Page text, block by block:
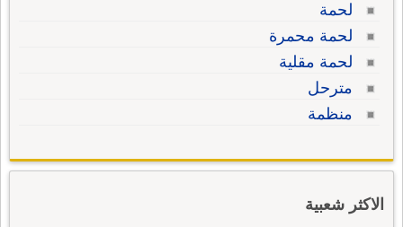
لحمة
لحمة محمرة
لحمة مقلية
مترحل
منظمة
الاكثر شعبية